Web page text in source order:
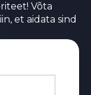
Võta
et aidata sind